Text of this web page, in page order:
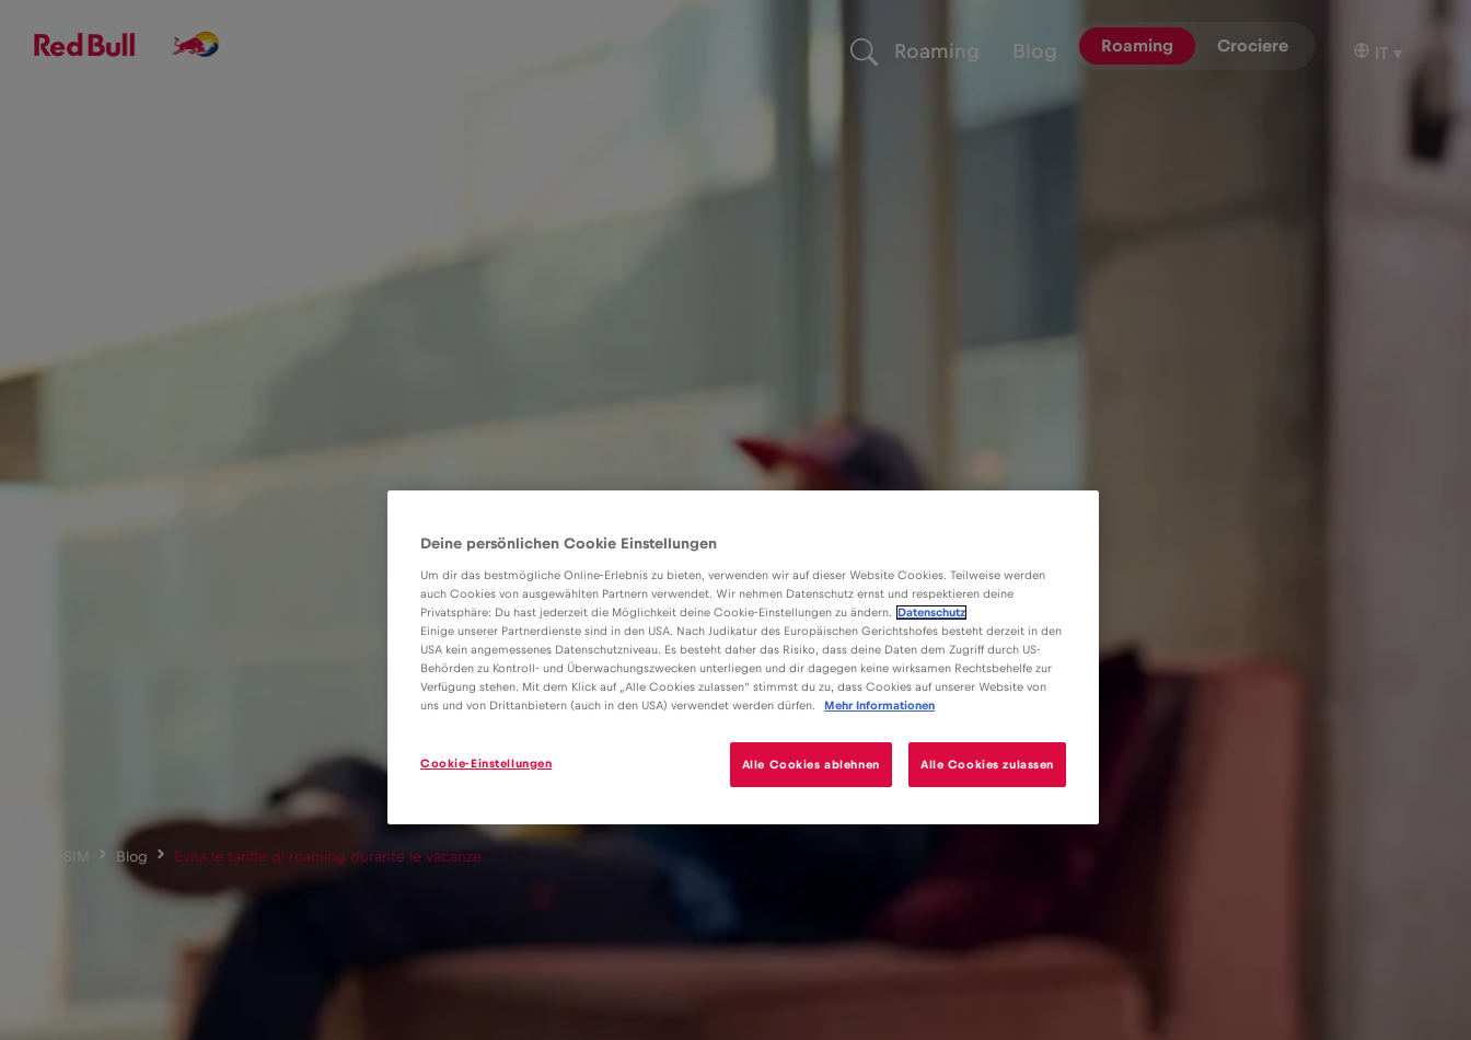
Roaming Blog Roaming Crociere IT ▾
eSIM Blog Evita le tariffe di roaming durante le vacanze
Deine persönlichen Cookie Einstellungen
Um dir das bestmögliche Online-Erlebnis zu bieten, verwenden wir auf dieser Website Cookies. Teilweise werden
auch Cookies von ausgewählten Partnern verwendet. Wir nehmen Datenschutz ernst und respektieren deine
Privatsphäre: Du hast jederzeit die Möglichkeit deine Cookie-Einstellungen zu ändern.
Datenschutz
Einige unserer Partnerdienste sind in den USA. Nach Judikatur des Europäischen Gerichtshofes besteht derzeit in den
USA kein angemessenes Datenschutzniveau. Es besteht daher das Risiko, dass deine Daten dem Zugriff durch US-
Behörden zu Kontroll- und Überwachungszwecken unterliegen und dir dagegen keine wirksamen Rechtsbehelfe zur
Verfügung stehen. Mit dem Klick auf „Alle Cookies zulassen“ stimmst du zu, dass Cookies auf unserer Website von
uns und von Drittanbietern (auch in den USA) verwendet werden dürfen.
Mehr Informationen
Alle Cookies ablehnen Alle Cookies zulassen
Cookie-Einstellungen